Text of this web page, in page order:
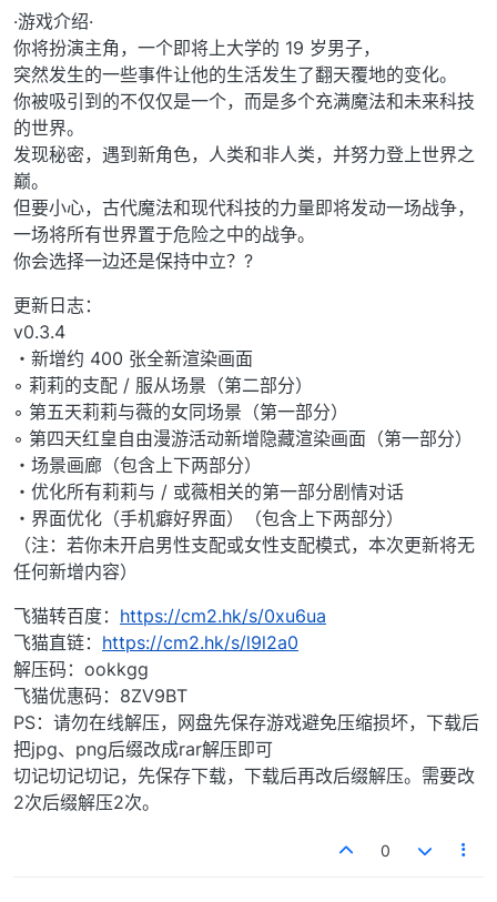
·游戏介绍·
你将扮演主角，一个即将上大学的 19 岁男子，
突然发生的一些事件让他的生活发生了翻天覆地的变化。
你被吸引到的不仅仅是一个，而是多个充满魔法和未来科技
的世界。
发现秘密，遇到新角色，人类和非人类，并努力登上世界之
巅。
但要小心，古代魔法和现代科技的力量即将发动一场战争，
一场将所有世界置于危险之中的战争。
你会选择一边还是保持中立？?
更新日志：
v0.3.4
・新增约 400 张全新渲染画面
◦ 莉莉的支配 / 服从场景（第二部分）
◦ 第五天莉莉与薇的女同场景（第一部分）
◦ 第四天红皇自由漫游活动新增隐藏渲染画面（第一部分）
・场景画廊（包含上下两部分）
・优化所有莉莉与 / 或薇相关的第一部分剧情对话
・界面优化（手机癖好界面）（包含上下两部分）
（注：若你未开启男性支配或女性支配模式，本次更新将无
任何新增内容）
飞猫转百度： https://cm2.hk/s/0xu6ua
飞猫直链： https://cm2.hk/s/l9l2a0
解压码：ookkgg
飞猫优惠码：8ZV9BT
PS：请勿在线解压，网盘先保存游戏避免压缩损坏，下载后
把jpg、png后缀改成rar解压即可
切记切记切记，先保存下载，下载后再改后缀解压。需要改
2次后缀解压2次。
0